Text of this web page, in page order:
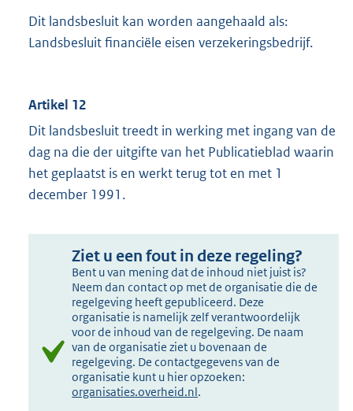
Dit landsbesluit kan worden aangehaald als:
Landsbesluit financiële eisen verzekeringsbedrijf.
Artikel 12
Dit landsbesluit treedt in werking met ingang van de
dag na die der uitgifte van het Publicatieblad waarin
het geplaatst is en werkt terug tot en met 1
december 1991.
Ziet u een fout in deze regeling?
Bent u van mening dat de inhoud niet juist is?
Neem dan contact op met de organisatie die de
regelgeving heeft gepubliceerd. Deze
organisatie is namelijk zelf verantwoordelijk
voor de inhoud van de regelgeving. De naam
van de organisatie ziet u bovenaan de
regelgeving. De contactgegevens van de
organisatie kunt u hier opzoeken:
organisaties.overheid.nl.